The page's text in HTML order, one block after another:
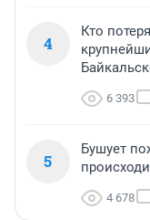
4
Кто
6 393
5
Бушует
4 678